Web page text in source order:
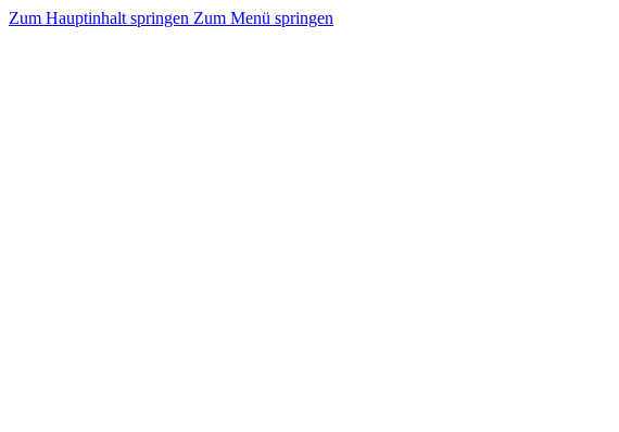
Zum Hauptinhalt springen Zum Menü springen